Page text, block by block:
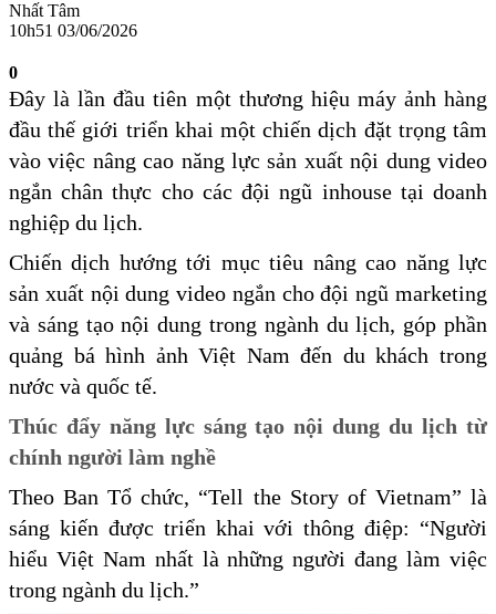
Nhất Tâm
10h51 03/06/2026
0
Đây là lần đầu tiên một thương hiệu máy ảnh hàng
đầu thế giới triển khai một chiến dịch đặt trọng tâm
vào việc nâng cao năng lực sản xuất nội dung video
ngắn chân thực cho các đội ngũ inhouse tại doanh
nghiệp du lịch.
Chiến dịch hướng tới mục tiêu nâng cao năng lực
sản xuất nội dung video ngắn cho đội ngũ marketing
và sáng tạo nội dung trong ngành du lịch, góp phần
quảng bá hình ảnh Việt Nam đến du khách trong
nước và quốc tế.
Thúc đẩy năng lực sáng tạo nội dung du lịch từ
chính người làm nghề
Theo Ban Tổ chức, “Tell the Story of Vietnam” là
sáng kiến được triển khai với thông điệp: “Người
hiểu Việt Nam nhất là những người đang làm việc
trong ngành du lịch.”